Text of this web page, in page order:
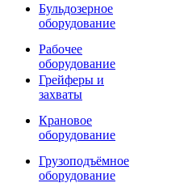
Виброрипперы
Ковши дробильные
Ковши дробильные
Сортировочные
Сортировочные
Фрезы роторные
Фрезы дисковые
Траншеекопатели
Просеивающие
Распределители
Переходные плиты
Гидроразводка
Бульдозерное
оборудование
Рабочее
оборудование
Грейферы и
захваты
Крановое
оборудование
Грузоподъёмное
оборудование